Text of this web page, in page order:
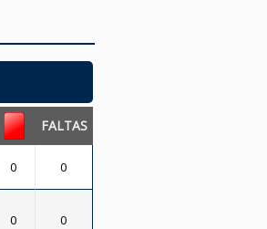
FALTAS
0 0
0 0